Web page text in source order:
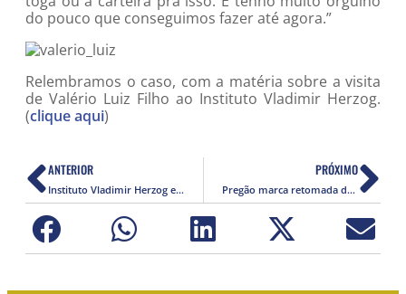
do pouco que conseguimos fazer até agora.”
Relembramos o caso, com a matéria sobre a visita
de Valério Luiz Filho ao Instituto Vladimir Herzog.
(clique aqui)
ANTERIOR
Instituto Vladimir Herzog está aberto para captação de recursos para seus projetos
PRÓXIMO
Pregão marca retomada da finalização da Praça e Memorial Vladimir Herzog